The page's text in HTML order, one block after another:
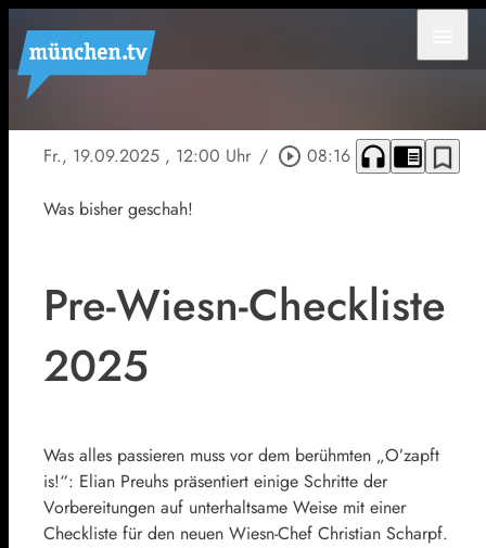
Fr., 19.09.2025 , 12:00 Uhr / play_circle_outline 08:16 headphones chrome_reader_mode bookmark_border
Was bisher geschah!
Pre-Wiesn-Checkliste
2025
Was alles passieren muss vor dem berühmten „O’zapft
is!“: Elian Preuhs präsentiert einige Schritte der
Vorbereitungen auf unterhaltsame Weise mit einer
Checkliste für den neuen Wiesn-Chef Christian Scharpf.